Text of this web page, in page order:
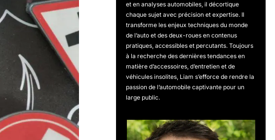
et en analyses automobiles, il décortique
chaque sujet avec précision et expertise. Il
transforme les enjeux techniques du monde
de l’auto et des deux-roues en contenus
pratiques, accessibles et percutants. Toujours
à la recherche des dernières tendances en
matière d’accessoires, d’entretien et de
véhicules insolites, Liam s’efforce de rendre la
passion de l’automobile captivante pour un
large public.